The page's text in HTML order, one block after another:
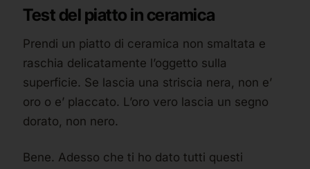
Test del piatto in ceramica
Prendi un piatto di ceramica non smaltata e
raschia delicatamente l’oggetto sulla
superficie. Se lascia una striscia nera, non e’
oro o e’ placcato. L’oro vero lascia un segno
dorato, non nero.
Bene. Adesso che ti ho dato tutti questi